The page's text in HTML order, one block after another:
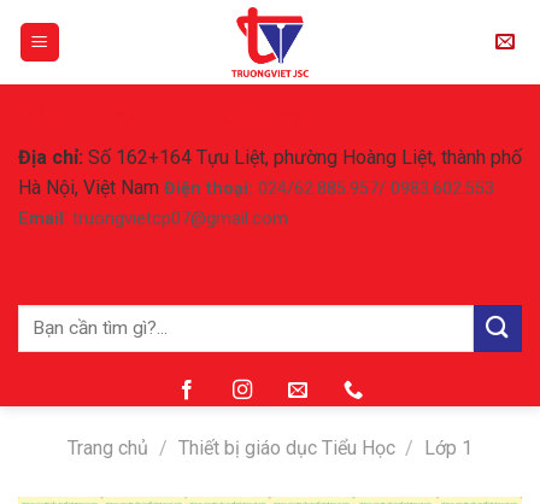
Địa chỉ: Số 162+164 Tựu Liệt, phường Hoàng Liệt, thành phố
Hà Nội, Việt Nam Điện thoại: 024/62.885.957/ 0983.602.553
Email : truongvietcp07@gmail.com
Tìm
Trang chủ / Thiết bị giáo dục Tiểu Học / Lớp 1